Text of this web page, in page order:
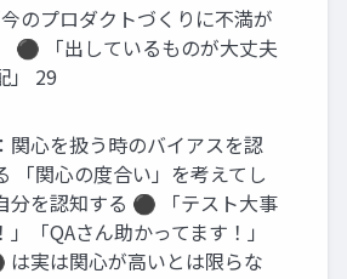
のプロダクトづくりに不満が
⚫ 「出しているものが大丈夫
」 29
関心を扱う時のバイアスを認
「関心の度合い」を考えてし
分を認知する ⚫ 「テスト大事
」「QAさん助かってます！」
実は関心が高いとは限らな